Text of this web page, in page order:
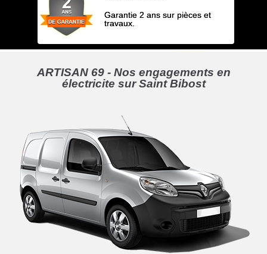
Garantie 2 ans sur pièces et
travaux.
ARTISAN 69 - Nos engagements en
électricite sur Saint Bibost